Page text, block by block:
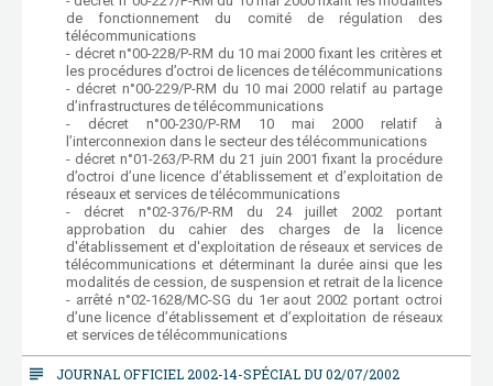
de fonctionnement du comité de régulation des
télécommunications
- décret n°00-228/P-RM du 10 mai 2000 fixant les critères et
les procédures d’octroi de licences de télécommunications
- décret n°00-229/P-RM du 10 mai 2000 relatif au partage
d’infrastructures de télécommunications
- décret n°00-230/P-RM 10 mai 2000 relatif à
l’interconnexion dans le secteur des télécommunications
- décret n°01-263/P-RM du 21 juin 2001 fixant la procédure
d’octroi d’une licence d’établissement et d’exploitation de
réseaux et services de télécommunications
- décret n°02-376/P-RM du 24 juillet 2002 portant
approbation du cahier des charges de la licence
d'établissement et d'exploitation de réseaux et services de
télécommunications et déterminant la durée ainsi que les
modalités de cession, de suspension et retrait de la licence
- arrêté n°02-1628/MC-SG du 1er aout 2002 portant octroi
d’une licence d’établissement et d’exploitation de réseaux
et services de télécommunications
subject JOURNAL OFFICIEL 2002-14-SPÉCIAL DU 02/07/2002